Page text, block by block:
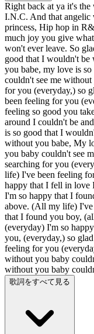
Right back at ya it's
I.N.C. And that angelic
princess, Hip hop in
much joy you give
won't ever leave. So
good that I wouldn't be
you babe, my love is
couldn't see me
for you (everyday,) so
been feeling for you
feeling so good you
around I couldn't be
is so good that I
without you babe, My
you baby couldn't see
searching for you
life) I've been feeling
happy that I fell in love
I'm so happy that I
above. (All my life) I've
that I found you boy,
(everyday) I'm so
you, (everyday,) so
feeling for you
without you baby
without you baby
歌詞をすべて見る